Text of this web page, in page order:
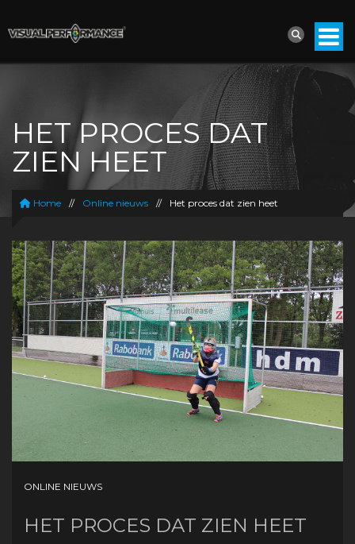
HET PROCES DAT
ZIEN HEET
Home // Online nieuws // Het proces dat zien heet
ONLINE NIEUWS
HET PROCES DAT ZIEN HEET